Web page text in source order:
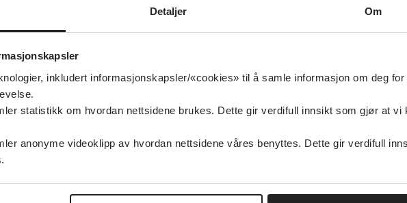
Detaljer Om
inkludert informasjonskapsler/«cookies» til å samle informasjon om deg for
statistikk om hvordan nettsidene brukes. Dette gir verdifull innsikt som gjør at vi
anonyme videoklipp av hvordan nettsidene våres benyttes. Dette gir verdifull